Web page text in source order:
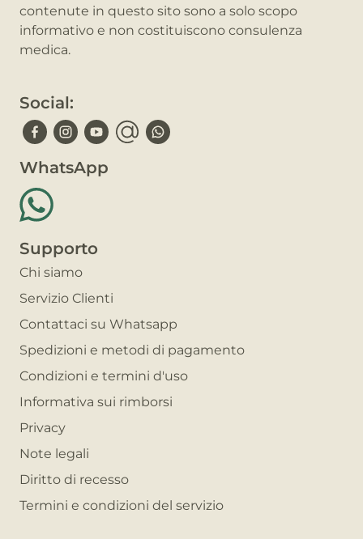
contenute in questo sito sono a solo scopo
informativo e non costituiscono consulenza
medica.
Social:
WhatsApp
Supporto
Chi siamo
Servizio Clienti
Contattaci su Whatsapp
Spedizioni e metodi di pagamento
Condizioni e termini d'uso
Informativa sui rimborsi
Privacy
Note legali
Diritto di recesso
Termini e condizioni del servizio